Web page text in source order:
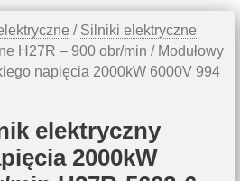
/ Silniki elektryczne
H27R – 900 obr/min / Modułowy
napięcia 2000kW 6000V 994
elektryczny
2000kW